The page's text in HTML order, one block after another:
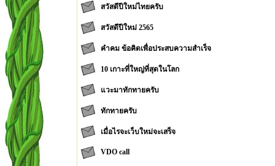
สวัสดีปีใหม่ไทยครับ
สวัสดีปีใหม่ 2565
คำคม ข้อคิดเพื่อประสบความสำเร็จ
10 เกาะที่ใหญ่ที่สุดในโลก
แวะมาทักทายครับ
ทักทายครับ
เมื่อไรจะเว็บใหม่จะเสร็จ
VDO call